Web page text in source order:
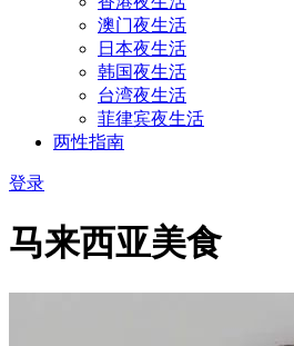
澳门夜生活
日本夜生活
韩国夜生活
台湾夜生活
菲律宾夜生活
两性指南
登录
马来西亚美食